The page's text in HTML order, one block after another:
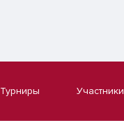
Турниры Участники